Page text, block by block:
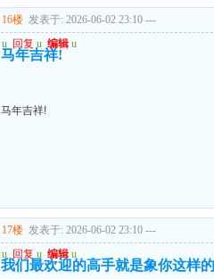
16楼 发表于: 2026-06-02 23:10 ---
u 回复 u 编辑 u
马年吉祥!
马年吉祥!
17楼 发表于: 2026-06-02 23:10 ---
u 回复 u 编辑 u
我们最欢迎的高手就是象你这样